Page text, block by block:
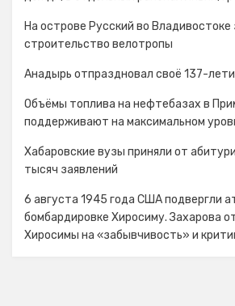
На острове Русский во
строительство велотропы
Анадырь отпраздновал своё 137-
Объёмы топлива на нефтебазах в
поддерживают на максимальном
Хабаровские вузы приняли от
тысяч заявлений
6 августа 1945 года США подвергли
бомбардировке Хиросиму. Захарова
Хиросимы на «забывчивость» и